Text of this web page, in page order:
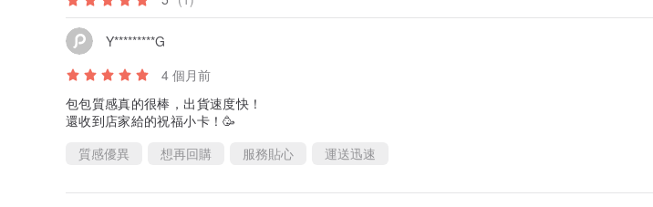
Y*********G
4 個月前
包包質感真的很棒，出貨速度快！
還收到店家給的祝福小卡！🥳
質感優異
想再回購 服務貼心 運送迅速